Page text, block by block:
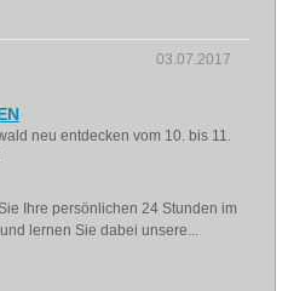
03.07.2017
neu entdecken vom 10. bis 11.
Ihre persönlichen 24 Stunden im
lernen Sie dabei unsere...